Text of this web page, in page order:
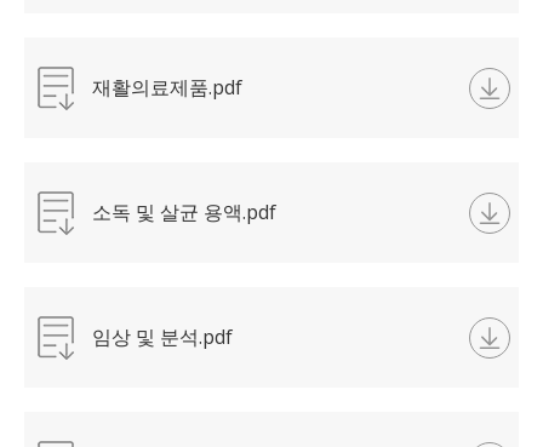
재활의료제품.pdf
소독 및 살균 용액.pdf
임상 및 분석.pdf